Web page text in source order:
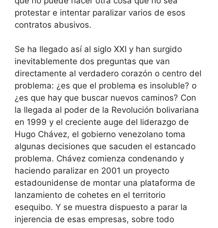
protestar e intentar paralizar varios de esos
contratos abusivos.
Se ha llegado así al siglo XXI y han surgido
inevitablemente dos preguntas que van
directamente al verdadero corazón o centro del
problema: ¿es que el problema es insoluble? o
¿es que hay que buscar nuevos caminos? Con
la llegada al poder de la Revolución bolivariana
en 1999 y el creciente auge del liderazgo de
Hugo Chávez, el gobierno venezolano toma
algunas decisiones que sacuden el estancado
problema. Chávez comienza condenando y
haciendo paralizar en 2001 un proyecto
estadounidense de montar una plataforma de
lanzamiento de cohetes en el territorio
esequibo. Y se muestra dispuesto a parar la
injerencia de esas empresas, sobre todo